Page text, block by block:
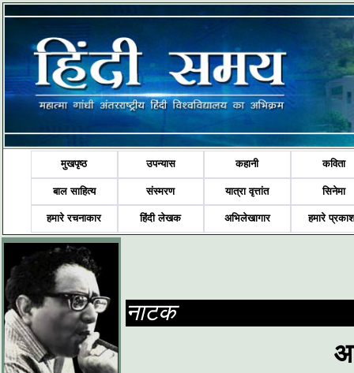
मुखपृष्ठ उपन्यास कहानी कविता
बाल साहित्य संस्मरण यात्रा वृत्तांत सिनेमा
हमारे रचनाकार हिंदी लेखक अभिलेखागार हमारे
नाटक